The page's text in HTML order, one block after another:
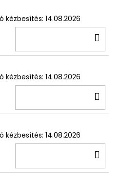
kézbesítés: 14.08.2026
kézbesítés: 14.08.2026
kézbesítés: 14.08.2026